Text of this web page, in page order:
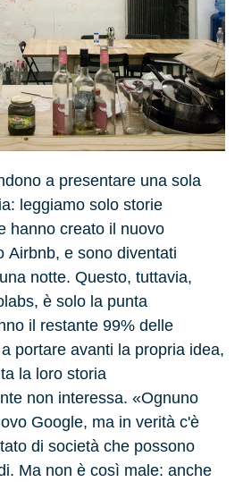
a presentare una sola
leggiamo solo storie
hanno creato il nuovo
Airbnb, e sono diventati
notte. Questo, tuttavia,
è solo la punta
il restante 99% delle
portare avanti la propria idea,
la loro storia
non interessa. «Ognuno
Google, ma in verità c'è
di società che possono
Ma non è così male: anche